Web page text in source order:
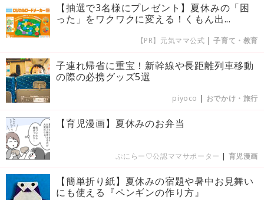
【抽選で3名様にプレゼント】夏休みの「困
った」をワクワクに変える！くもん出...
【PR】元気ママ公式 |子育て・教育
子連れ帰省に重宝！新幹線や長距離列車移動
の際の必携グッズ5選
piyoco | おでかけ・旅行
【育児漫画】夏休みのお弁当
ぷにらー♡公認ママサポーター | 育児漫画
【簡単折り紙】夏休みの宿題や暑中お見舞い
にも使える『ペンギンの作り方』